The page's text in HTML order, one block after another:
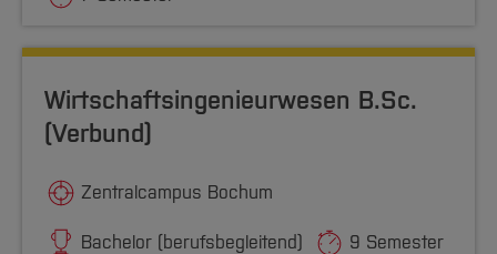
Wirtschaftsingenieurwesen B.Sc.
(Verbund)
Zentralcampus Bochum
Bachelor (berufsbegleitend) 9 Semester